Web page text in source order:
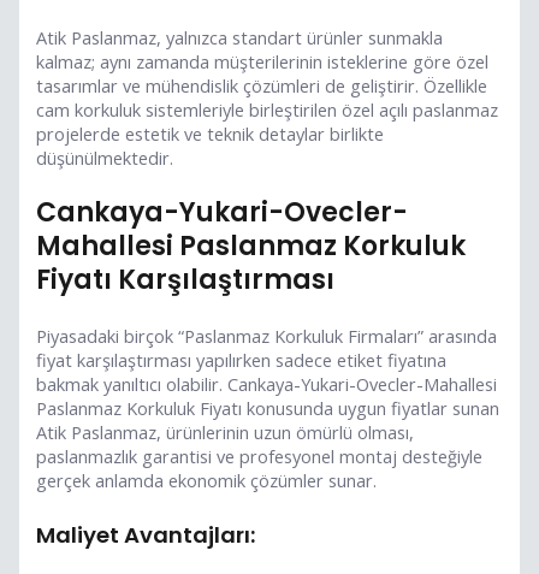
Atik Paslanmaz, yalnızca standart ürünler sunmakla
kalmaz; aynı zamanda müşterilerinin isteklerine göre özel
tasarımlar ve mühendislik çözümleri de geliştirir. Özellikle
cam korkuluk sistemleriyle birleştirilen özel açılı paslanmaz
projelerde estetik ve teknik detaylar birlikte
düşünülmektedir.
Cankaya-Yukari-Ovecler-
Mahallesi Paslanmaz Korkuluk
Fiyatı Karşılaştırması
Piyasadaki birçok “Paslanmaz Korkuluk Firmaları” arasında
fiyat karşılaştırması yapılırken sadece etiket fiyatına
bakmak yanıltıcı olabilir. Cankaya-Yukari-Ovecler-Mahallesi
Paslanmaz Korkuluk Fiyatı konusunda uygun fiyatlar sunan
Atik Paslanmaz, ürünlerinin uzun ömürlü olması,
paslanmazlık garantisi ve profesyonel montaj desteğiyle
gerçek anlamda ekonomik çözümler sunar.
Maliyet Avantajları: